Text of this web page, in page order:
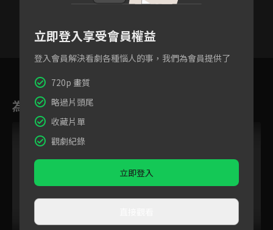
為您推薦
立即登入享受會員權益
登入會員解決看劇各種惱人的事，我們為會員提供了
720p 畫質
略過片頭尾
收藏片單
觀劇紀錄
立即登入